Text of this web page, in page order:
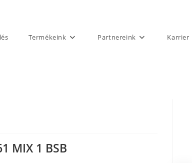
Termékeink Partnereink Karrier
MIX 1 BSB